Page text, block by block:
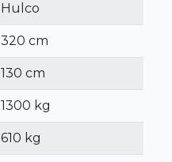
Hulco
320 cm
130 cm
1300 kg
610 kg